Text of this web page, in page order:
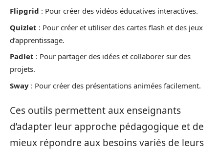
Flipgrid : Pour créer des vidéos éducatives interactives.
Quizlet : Pour créer et utiliser des cartes flash et des jeux
d’apprentissage.
Padlet : Pour partager des idées et collaborer sur des
projets.
Sway : Pour créer des présentations animées facilement.
Ces outils permettent aux enseignants
d’adapter leur approche pédagogique et de
mieux répondre aux besoins variés de leurs